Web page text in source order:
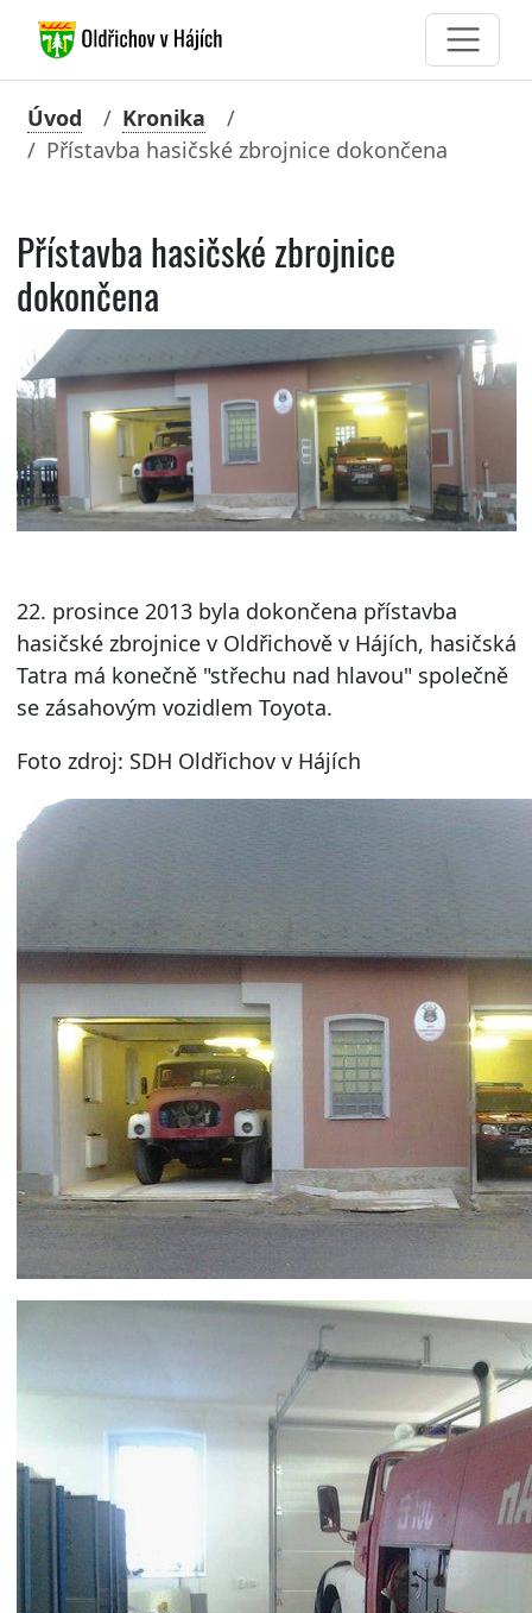
Úvod
Kronika
Přístavba hasičské zbrojnice dokončena
Přístavba hasičské zbrojnice
dokončena
22. prosince 2013 byla dokončena přístavba
hasičské zbrojnice v Oldřichově v Hájích, hasičská
Tatra má konečně "střechu nad hlavou" společně
se zásahovým vozidlem Toyota.
Foto zdroj: SDH Oldřichov v Hájích